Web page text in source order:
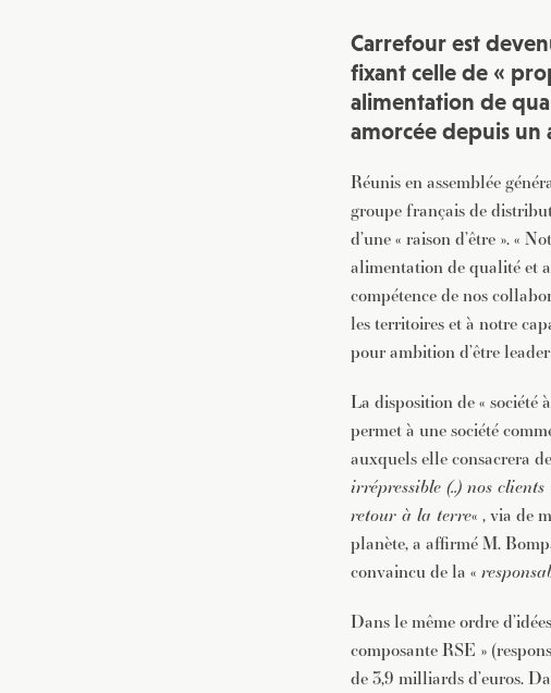
Carrefour est
fixant celle de «
alimentation de
amorcée depuis un
Réunis en assemblée
groupe français de
d’une « raison d’être ». «
alimentation de qualité et
compétence de nos
les territoires et à notre
pour ambition d’être
La disposition de « société
permet à une société
auxquels elle consacrera
irrépressible (..) nos
retour à la terre« , via de
planète, a affirmé M.
convaincu de la «
Dans le même ordre
composante RSE »
de 3,9 milliards d’euros.